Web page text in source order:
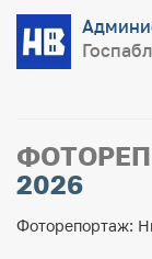
2026
Фоторепортаж: